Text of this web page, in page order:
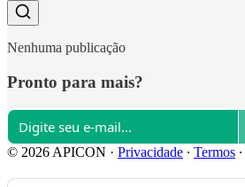
Nenhuma publicação
Pronto para mais?
© 2026 APICON · Privacidade ∙ Termos ∙